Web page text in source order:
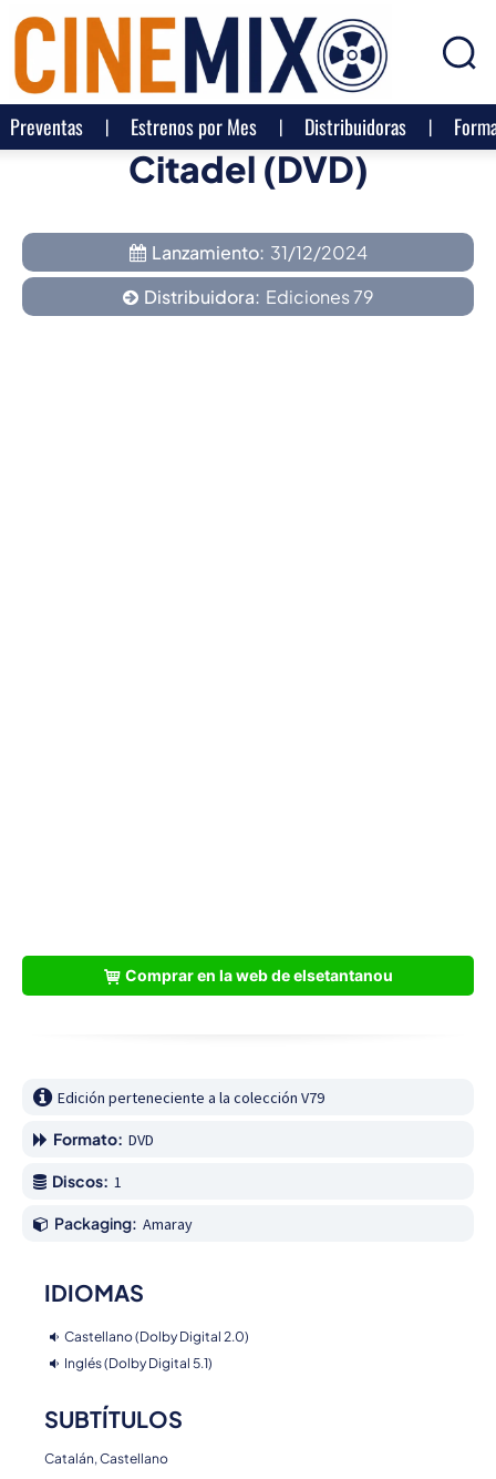
Preventas Estrenos por Mes Distribuidoras
Citadel (DVD)
Lanzamiento: 31/12/2024
Distribuidora: Ediciones 79
Comprar en la web de elsetantanou
Edición perteneciente a la colección V79
Formato: DVD
Discos: 1
Packaging: Amaray
IDIOMAS
Castellano (Dolby Digital 2.0)
Inglés (Dolby Digital 5.1)
SUBTÍTULOS
Catalán, Castellano